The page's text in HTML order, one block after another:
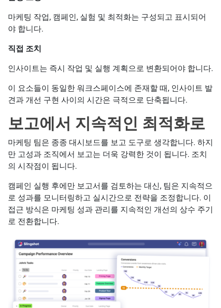
마케팅 작업, 캠페인, 실험 및 최적화는 구성되고 표시되어
야 합니다.
직접 조치
인사이트는 즉시 작업 및 실행 계획으로 변환되어야 합니다.
이 요소들이 동일한 워크스페이스에 존재할 때, 인사이트 발
견과 개선 구현 사이의 시간은 극적으로 단축됩니다.
보고에서 지속적인 최적화로
마케팅 팀은 종종 대시보드를 보고 도구로 생각합니다. 하지
만 고성과 조직에서 보고는 더욱 강력한 것이 됩니다. 조치
의 시작점이 됩니다.
캠페인 실행 후에만 보고서를 검토하는 대신, 팀은 지속적으
로 성과를 모니터링하고 실시간으로 전략을 조정합니다. 이
접근 방식은 마케팅 성과 관리를 지속적인 개선의 상수 주기
로 전환합니다.